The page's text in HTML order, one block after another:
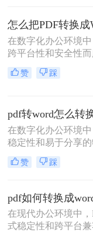
为DOC文件的实用
效、安全地完成转
在数字化办公环境
跨平台性和安全性
而，当需要对PDF文
将其转换为Word文
Word的方法，每一
势和适用场景。
赞 踩
在数字化办公环境
稳定性和易于分享
于各类文档的保存与
需要对PDF文档进行
那么pdf转word怎么
种将PDF转换为
法都有其特点和适
赞 踩
在现代办公环境中
式稳定性和跨平台